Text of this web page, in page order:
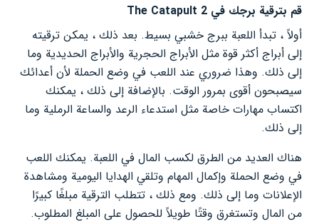
قم بترقية برجك في The Catapult 2
أولاً ، تبدأ اللعبة ببرج خشبي بسيط. بعد ذلك ، يمكن ترقيته
إلى أبراج أكثر قوة مثل الأبراج الحجرية والأبراج الحديدية وما
إلى ذلك. وهذا ضروري عند اللعب في وضع الحملة لأن أعدائك
سيصبحون أقوى بمرور الوقت. بالإضافة إلى ذلك ، يمكنك
اكتساب مهارات خاصة مثل استدعاء الرعد والساعة الرملية وما
إلى ذلك.
هناك العديد من الطرق لكسب المال في اللعبة. يمكنك اللعب
في وضع الحملة وإكمال المهام وتلقي الهدايا اليومية ومشاهدة
الإعلانات وما إلى ذلك. ومع ذلك ، تتطلب الترقية مبلغًا كبيرًا
من المال وتستغرق وقتًا طويلاً للحصول على المبلغ المطلوب.